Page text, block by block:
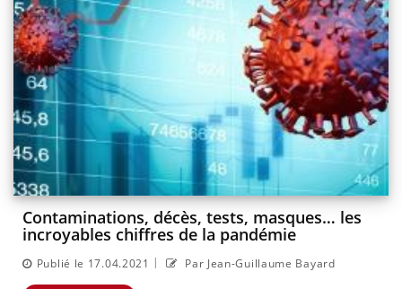
Contaminations, décès, tests, masques… les
incroyables chiffres de la pandémie
Publié le 17.04.2021 | Par Jean-Guillaume Bayard